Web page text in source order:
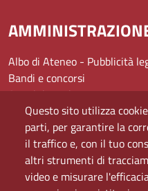
Questo sito utilizza
parti, per garantire la
il traffico e, con il tuo
altri strumenti di
video e misurare
Albo di Ateneo - Pubblicità
Bandi e concorsi
Amministrazione
Assistenza
Domande frequenti (FAQ)
Elenco dei siti tematici
Mappa del sito
PEC